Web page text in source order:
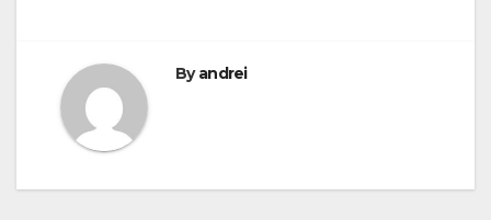
Byandrei